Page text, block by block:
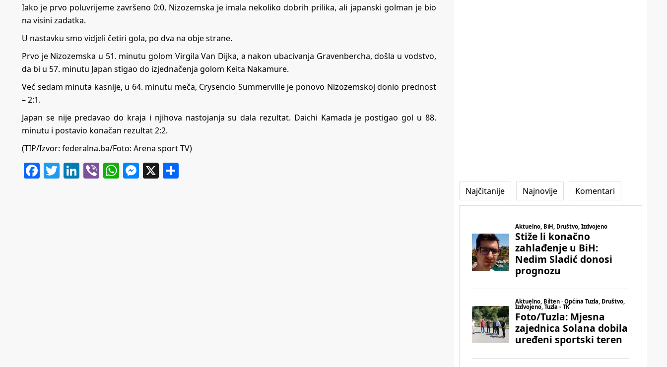
Iako je prvo poluvrijeme završeno 0:0, Nizozemska je imala nekoliko dobrih prilika, ali japanski golman je bio
na visini zadatka.
U nastavku smo vidjeli četiri gola, po dva na obje strane.
Prvo je Nizozemska u 51. minutu golom Virgila Van Dijka, a nakon ubacivanja Gravenbercha, došla u vodstvo,
da bi u 57. minutu Japan stigao do izjednačenja golom Keita Nakamure.
Već sedam minuta kasnije, u 64. minutu meča, Crysencio Summerville je ponovo Nizozemskoj donio prednost
– 2:1.
Japan se nije predavao do kraja i njihova nastojanja su dala rezultat. Daichi Kamada je postigao gol u 88.
minutu i postavio konačan rezultat 2:2.
(TIP/Izvor: federalna.ba/Foto: Arena sport TV)
Facebook
Twitter
LinkedIn
ViberWhatsApp
Messenger
X
Najčitanije Najnovije Komentari